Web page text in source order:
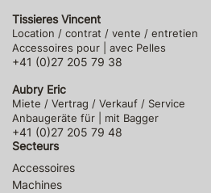
Tissieres Vincent
Location / contrat / vente / entretien
Accessoires pour | avec Pelles
+41 (0)27 205 79 38
Aubry Eric
Miete / Vertrag / Verkauf / Service
Anbaugeräte für | mit Bagger
+41 (0)27 205 79 48
Secteurs
Accessoires
Machines